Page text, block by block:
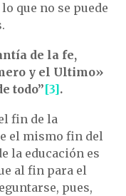
que no se puede
de la fe,
y el Ultimo»
todo”[3].
fin de la
el mismo fin del
la educación es
al fin para el
pues,